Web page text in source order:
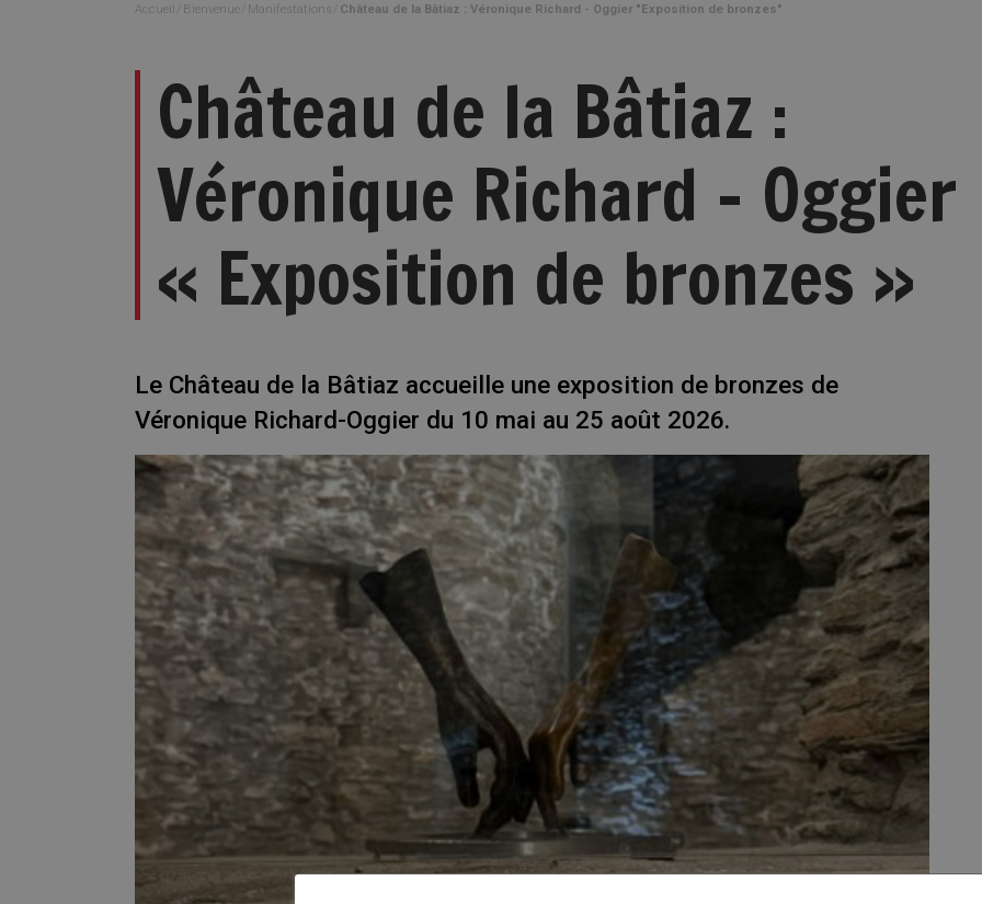
Accueil Bienvenue Manifestations Château de la Bâtiaz : Véronique Richard - Oggier "Exposition de bronzes"
Château de la Bâtiaz :
Véronique Richard – Oggier
« Exposition de bronzes »
Le Château de la Bâtiaz accueille une exposition de bronzes de
Véronique Richard-Oggier du 10 mai au 25 août 2026.